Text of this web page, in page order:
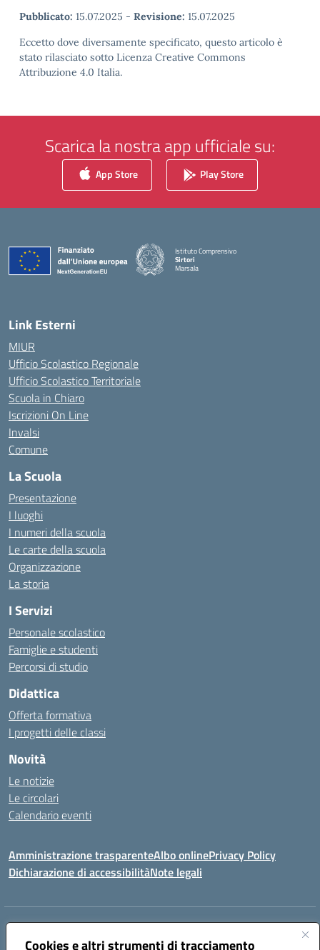
Cookies e altri strumenti di tracciamento
Pubblicato: 15.07.2025 - Revisione: 15.07.2025
Eccetto dove diversamente specificato, questo articolo è
stato rilasciato sotto Licenza Creative Commons
Attribuzione 4.0 Italia.
Scarica la nostra app ufficiale su:
App Store Play Store
Istituto Comprensivo
Sirtori
Marsala
Link Esterni
MIUR
Ufficio Scolastico Regionale
Ufficio Scolastico Territoriale
Scuola in Chiaro
Iscrizioni On Line
Invalsi
Comune
La Scuola
Presentazione
I luoghi
I numeri della scuola
Le carte della scuola
Organizzazione
La storia
I Servizi
Personale scolastico
Famiglie e studenti
Percorsi di studio
Didattica
Offerta formativa
I progetti delle classi
Novità
Le notizie
Le circolari
Calendario eventi
Amministrazione trasparenteAlbo onlinePrivacy Policy
Dichiarazione di accessibilitàNote legali
Indirizzo:
Centralino:0923993485 Email:tpic84500v@istruzione.it